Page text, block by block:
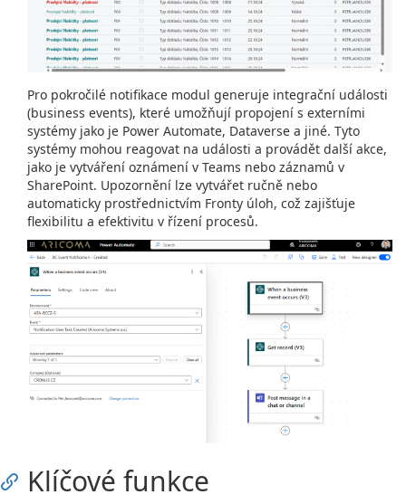
Pro pokročilé notifikace modul generuje integrační události
(business events), které umožňují propojení s externími
systémy jako je Power Automate, Dataverse a jiné. Tyto
systémy mohou reagovat na události a provádět další akce,
jako je vytváření oznámení v Teams nebo záznamů v
SharePoint. Upozornění lze vytvářet ručně nebo
automaticky prostřednictvím Fronty úloh, což zajišťuje
flexibilitu a efektivitu v řízení procesů.
Klíčové funkce